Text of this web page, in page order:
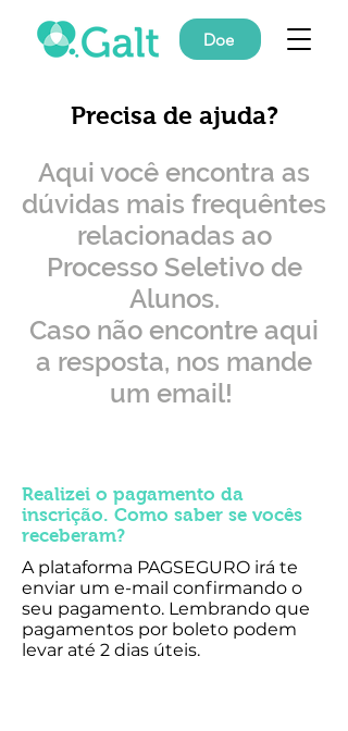
Doe
Precisa de ajuda?
Aqui você encontra as
dúvidas mais frequêntes
relacionadas ao
Processo Seletivo de
Alunos.
Caso não encontre aqui
a resposta, nos mande
um email!
Realizei o pagamento da
inscrição. Como saber se vocês
receberam?
A plataforma PAGSEGURO irá te
enviar um e-mail confirmando o
seu pagamento. Lembrando que
pagamentos por boleto podem
levar até 2 dias úteis.